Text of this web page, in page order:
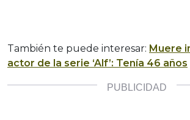
También te puede interesar: Muere
actor de la serie ‘Alf’: Tenía 46 años